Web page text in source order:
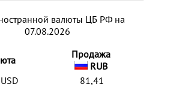
валюты ЦБ РФ на
07.08.2026
Продажа
RUB
81,41